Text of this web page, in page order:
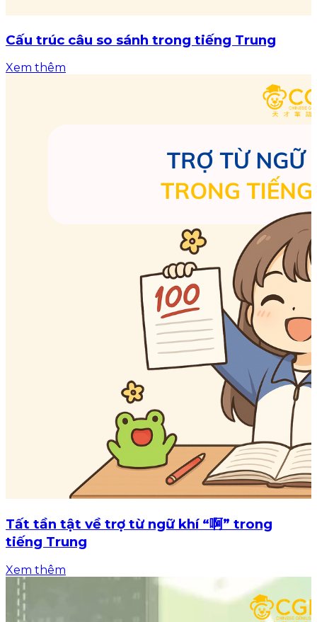
Cấu trúc câu so sánh trong tiếng Trung
Xem thêm
Tất tần tật về trợ từ ngữ khí “啊” trong
tiếng Trung
Xem thêm